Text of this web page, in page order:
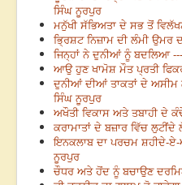
ਸਿੰਘ ਨੂਰਪੁਰ
ਮਨੁੱਖੀ ਸੱਭਿਅਤਾ ਦੇ ਸਭ ਤੋਂ
ਭ੍ਰਿਸ਼ਟ ਨਿਜ਼ਾਮ ਦੀ ਲੰਮੀ ਉਮਰ
ਜਿਨ੍ਹਾਂ ਨੇ ਦੁਨੀਆਂ ਨੂੰ ਬਦਲਿਆ
ਆਉ ਹੁਣ ਖਾਮੋਸ਼ ਮੌਤ ਪ੍ਰਤੀ
ਦੁਨੀਆਂ ਦੀਆਂ ਤਾਕਤਾਂ ਦੇ
ਸਿੰਘ ਨੂਰਪੁਰ
ਅਖੌਤੀ ਵਿਕਾਸ ਅਤੇ ਤਬਾਹੀ ਦੇ
ਕਰਾਮਾਤਾਂ ਦੇ ਬਜ਼ਾਰ ਵਿੱਚ
ਇਨਕਲਾਬ ਦਾ ਪਰਚਮ ਸ਼ਹੀਦੇ-
ਨੂਰਪੁਰ
ਚੌਧਰ ਅਤੇ ਹੋਂਦ ਨੂੰ ਬਚਾਉਣ